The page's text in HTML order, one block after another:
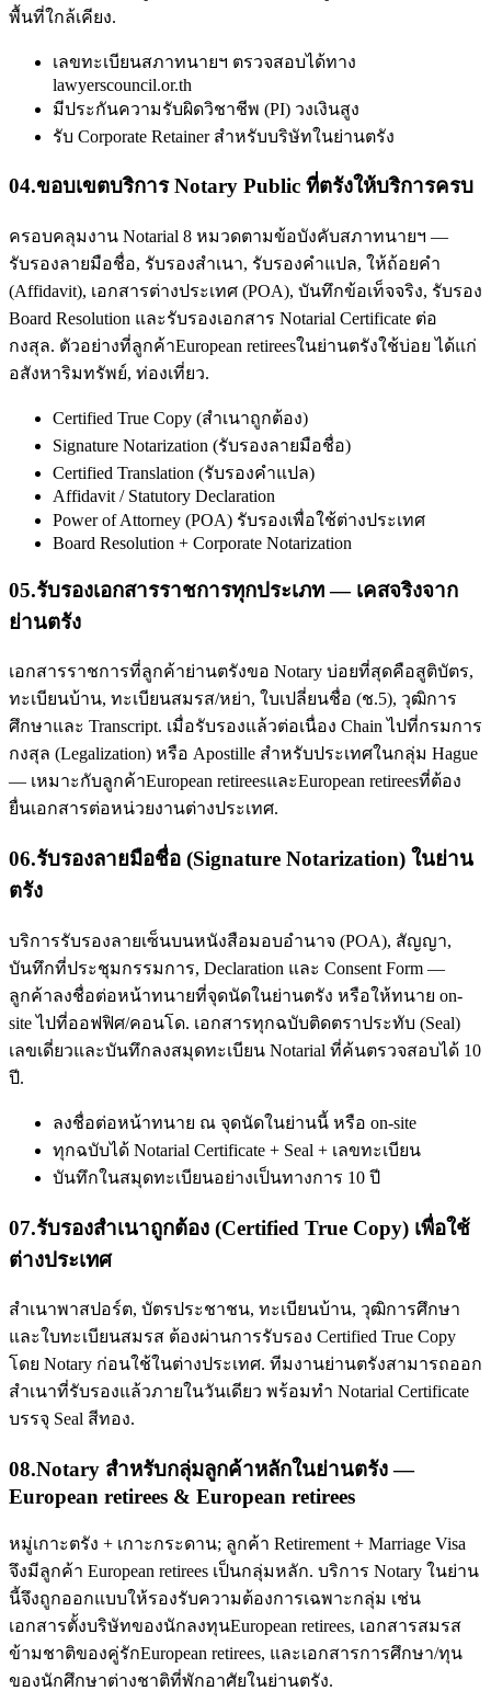
พื้นที่ใกล้เคียง.
เลขทะเบียนสภาทนายฯ ตรวจสอบได้ทาง
lawyerscouncil.or.th
มีประกันความรับผิดวิชาชีพ (PI) วงเงินสูง
รับ Corporate Retainer สำหรับบริษัทในย่านตรัง
04.ขอบเขตบริการ Notary Public ที่ตรังให้บริการครบ
ครอบคลุมงาน Notarial 8 หมวดตามข้อบังคับสภาทนายฯ —
รับรองลายมือชื่อ, รับรองสำเนา, รับรองคำแปล, ให้ถ้อยคำ
(Affidavit), เอกสารต่างประเทศ (POA), บันทึกข้อเท็จจริง, รับรอง
Board Resolution และรับรองเอกสาร Notarial Certificate ต่อ
กงสุล. ตัวอย่างที่ลูกค้าEuropean retireesในย่านตรังใช้บ่อย ได้แก่
อสังหาริมทรัพย์, ท่องเที่ยว.
Certified True Copy (สำเนาถูกต้อง)
Signature Notarization (รับรองลายมือชื่อ)
Certified Translation (รับรองคำแปล)
Affidavit / Statutory Declaration
Power of Attorney (POA) รับรองเพื่อใช้ต่างประเทศ
Board Resolution + Corporate Notarization
05.รับรองเอกสารราชการทุกประเภท — เคสจริงจาก
ย่านตรัง
เอกสารราชการที่ลูกค้าย่านตรังขอ Notary บ่อยที่สุดคือสูติบัตร,
ทะเบียนบ้าน, ทะเบียนสมรส/หย่า, ใบเปลี่ยนชื่อ (ช.5), วุฒิการ
ศึกษาและ Transcript. เมื่อรับรองแล้วต่อเนื่อง Chain ไปที่กรมการ
กงสุล (Legalization) หรือ Apostille สำหรับประเทศในกลุ่ม Hague
— เหมาะกับลูกค้าEuropean retireesและEuropean retireesที่ต้อง
ยื่นเอกสารต่อหน่วยงานต่างประเทศ.
06.รับรองลายมือชื่อ (Signature Notarization) ในย่าน
ตรัง
บริการรับรองลายเซ็นบนหนังสือมอบอำนาจ (POA), สัญญา,
บันทึกที่ประชุมกรรมการ, Declaration และ Consent Form —
ลูกค้าลงชื่อต่อหน้าทนายที่จุดนัดในย่านตรัง หรือให้ทนาย on-
site ไปที่ออฟฟิศ/คอนโด. เอกสารทุกฉบับติดตราประทับ (Seal)
เลขเดี่ยวและบันทึกลงสมุดทะเบียน Notarial ที่ค้นตรวจสอบได้ 10
ปี.
ลงชื่อต่อหน้าทนาย ณ จุดนัดในย่านนี้ หรือ on-site
ทุกฉบับได้ Notarial Certificate + Seal + เลขทะเบียน
บันทึกในสมุดทะเบียนอย่างเป็นทางการ 10 ปี
07.รับรองสำเนาถูกต้อง (Certified True Copy) เพื่อใช้
ต่างประเทศ
สำเนาพาสปอร์ต, บัตรประชาชน, ทะเบียนบ้าน, วุฒิการศึกษา
และใบทะเบียนสมรส ต้องผ่านการรับรอง Certified True Copy
โดย Notary ก่อนใช้ในต่างประเทศ. ทีมงานย่านตรังสามารถออก
สำเนาที่รับรองแล้วภายในวันเดียว พร้อมทำ Notarial Certificate
บรรจุ Seal สีทอง.
08.Notary สำหรับกลุ่มลูกค้าหลักในย่านตรัง —
European retirees & European retirees
หมู่เกาะตรัง + เกาะกระดาน; ลูกค้า Retirement + Marriage Visa
จึงมีลูกค้า European retirees เป็นกลุ่มหลัก. บริการ Notary ในย่าน
นี้จึงถูกออกแบบให้รองรับความต้องการเฉพาะกลุ่ม เช่น
เอกสารตั้งบริษัทของนักลงทุนEuropean retirees, เอกสารสมรส
ข้ามชาติของคู่รักEuropean retirees, และเอกสารการศึกษา/ทุน
ของนักศึกษาต่างชาติที่พักอาศัยในย่านตรัง.